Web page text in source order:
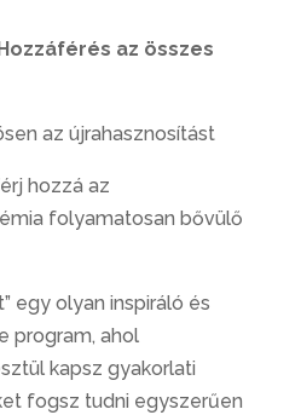
az összes
az újrahasznosítást
hozzá az
folyamatosan bővülő
egy olyan inspiráló és
program, ahol
kapsz gyakorlati
fogsz tudni egyszerűen